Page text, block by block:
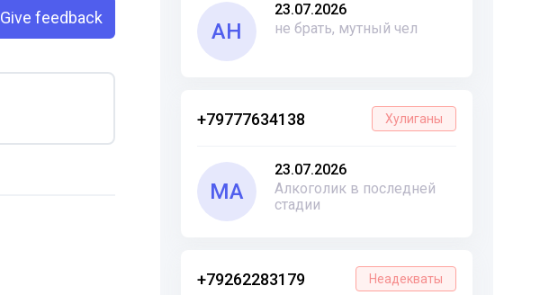
АН
23.07.2026
не брать, мутный чел
+79777634138 Хулиганы
МА
23.07.2026
Алкоголик в последней
стадии
+79262283179 Неадекваты
Give feedback